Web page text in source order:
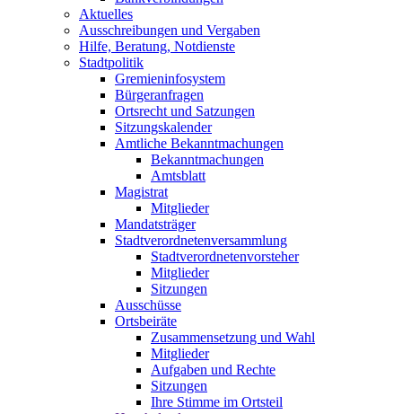
Aktuelles
Ausschreibungen und Vergaben
Hilfe, Beratung, Notdienste
Stadtpolitik
Gremieninfosystem
Bürgeranfragen
Ortsrecht und Satzungen
Sitzungskalender
Amtliche Bekanntmachungen
Bekanntmachungen
Amtsblatt
Magistrat
Mitglieder
Mandatsträger
Stadtverordnetenversammlung
Stadtverordnetenvorsteher
Mitglieder
Sitzungen
Ausschüsse
Ortsbeiräte
Zusammensetzung und Wahl
Mitglieder
Aufgaben und Rechte
Sitzungen
Ihre Stimme im Ortsteil